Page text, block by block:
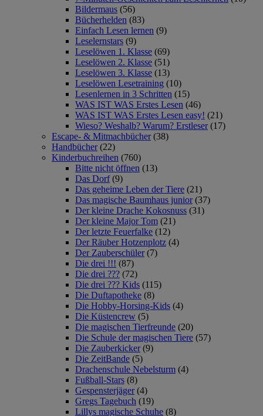
Bildermaus (56)
Bücherhelden (83)
Einfach Lesen lernen (9)
Leselernstars (9)
Leselöwen 1. Klasse (69)
Leselöwen 2. Klasse (51)
Leselöwen 3. Klasse (13)
Leselöwen Lesetraining (10)
Lesenlernen in 3 Schritten (15)
WAS IST WAS Erstes Lesen (46)
WAS IST WAS Erstes Lesen easy! (21)
Wieso? Weshalb? Warum? Erstleser (17)
Escape- & Mitmachbücher (38)
Handbücher (22)
Kinderbuchreihen (760)
Bitte nicht öffnen (13)
Das Dorf (9)
Das geheime Leben der Tiere (21)
Das magische Baumhaus junior (37)
Der kleine Drache Kokosnuss (31)
Der kleine Major Tom (21)
Der letzte Feuerfalke (12)
Der Räuber Hotzenplotz (4)
Der Zauberschüler (7)
Die drei !!! (87)
Die drei ??? (72)
Die drei ??? Kids (115)
Die Duftapotheke (8)
Die Hobby-Horsing-Kids (4)
Die Küstencrew (5)
Die magischen Tierfreunde (20)
Die Schule der magischen Tiere (57)
Die Zauberkicker (9)
Die ZeitBande (5)
Drachenschule Nebelsturm (4)
Fußball-Stars (8)
Gespensterjäger (4)
Gregs Tagebuch (19)
Lillys magische Schuhe (8)